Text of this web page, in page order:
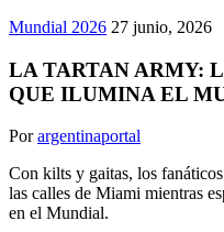
Mundial 2026 27 junio, 2026
LA TARTAN ARMY:
QUE ILUMINA EL
Porargentinaportal
Con kilts y gaitas, los
las calles de Miami mientras
en el Mundial.